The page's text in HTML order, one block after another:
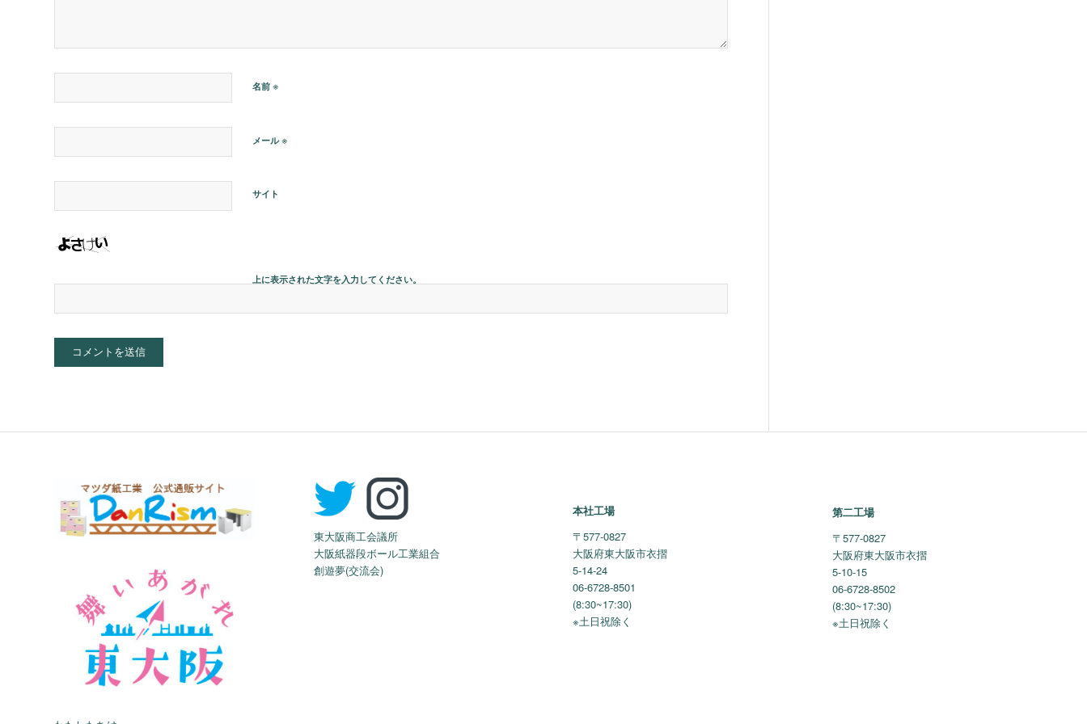
名前 ※
メール※
サイト
上に表示された文字を入力してください。
東大阪商工会議所
大阪紙器段ボール工業組合
創遊夢(交流会)
本社工場
〒577-0827
大阪府東大阪市衣摺
5-14-24
06-6728-8501
(8:30~17:30)
※土日祝除く
第二工場
〒577-0827
大阪府東大阪市衣摺
5-10-15
06-6728-8502
(8:30~17:30)
※土日祝除く